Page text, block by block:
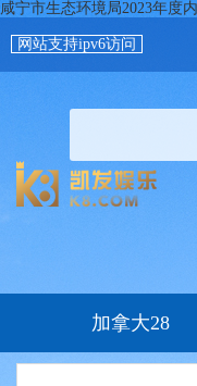
咸宁市生态环境局2023年度
网站支持ipv6访问
加拿大28